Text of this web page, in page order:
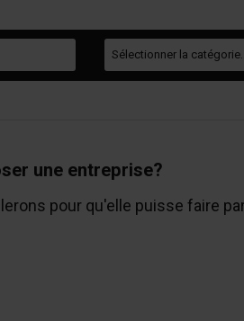
une entreprise?
pour qu'elle puisse faire